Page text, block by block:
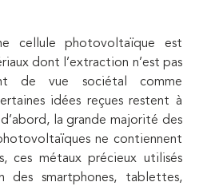
cellule photovoltaïque est
dont l’extraction n’est pas
de vue sociétal comme
idées reçues restent à
la grande majorité des
ne contiennent
ces métaux précieux utilisés
des smartphones, tablettes,